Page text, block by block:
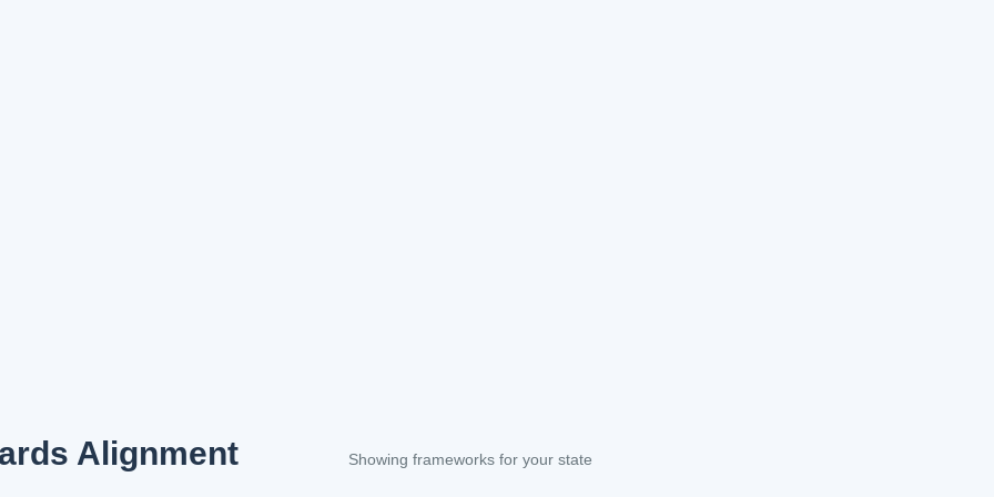
Alignment Showing frameworks for your state